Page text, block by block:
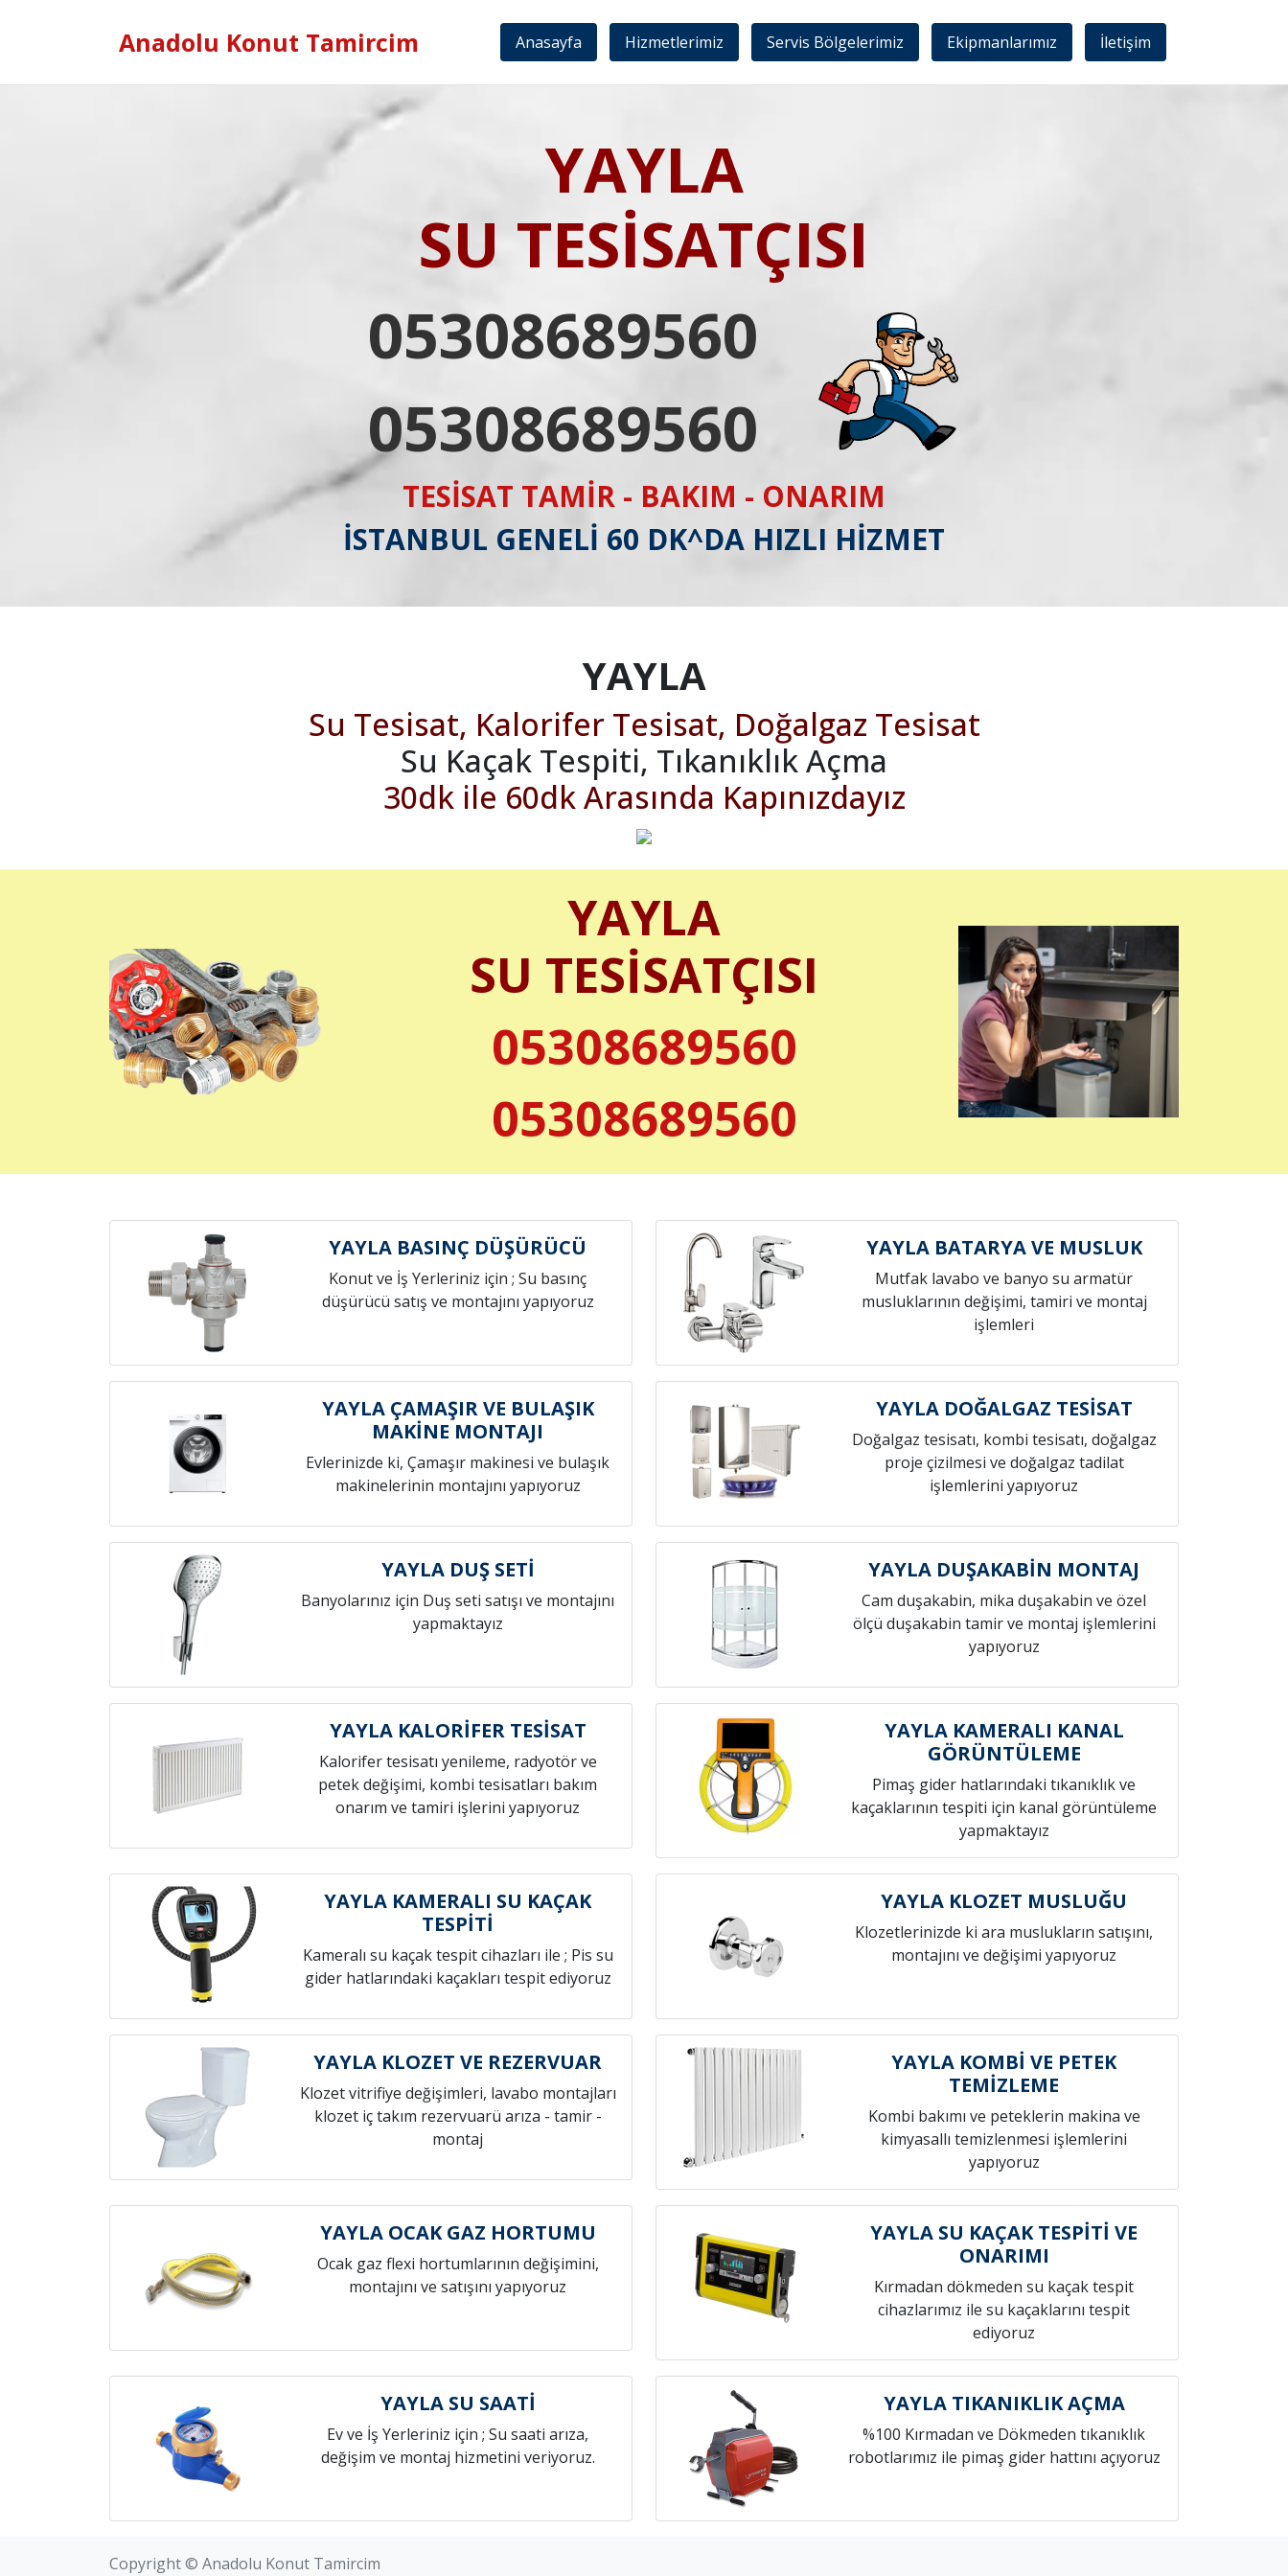
Anadolu Konut Tamircim Anasayfa Hizmetlerimiz Servis Bölgelerimiz Ekipmanlarımız İletişim
YAYLA
SU TESİSATÇISI
05308689560
05308689560
TESİSAT TAMİR - BAKIM - ONARIM
İSTANBUL GENELİ 60 DK^DA HIZLI HİZMET
YAYLA
Su Tesisat, Kalorifer Tesisat, Doğalgaz Tesisat
Su Kaçak Tespiti, Tıkanıklık Açma
30dk ile 60dk Arasında Kapınızdayız
YAYLA
SU TESİSATÇISI
05308689560
05308689560
YAYLA BASINÇ DÜŞÜRÜCÜ
Konut ve İş Yerleriniz için ; Su basınç
düşürücü satış ve montajını yapıyoruz
YAYLA BATARYA VE MUSLUK
Mutfak lavabo ve banyo su armatür
musluklarının değişimi, tamiri ve montaj
işlemleri
YAYLA ÇAMAŞIR VE BULAŞIK
MAKİNE MONTAJI
Evlerinizde ki, Çamaşır makinesi ve bulaşık
makinelerinin montajını yapıyoruz
YAYLA DOĞALGAZ TESİSAT
Doğalgaz tesisatı, kombi tesisatı, doğalgaz
proje çizilmesi ve doğalgaz tadilat
işlemlerini yapıyoruz
YAYLA DUŞ SETİ
Banyolarınız için Duş seti satışı ve montajını
yapmaktayız
YAYLA DUŞAKABİN MONTAJ
Cam duşakabin, mika duşakabin ve özel
ölçü duşakabin tamir ve montaj işlemlerini
yapıyoruz
YAYLA KALORİFER TESİSAT
Kalorifer tesisatı yenileme, radyotör ve
petek değişimi, kombi tesisatları bakım
onarım ve tamiri işlerini yapıyoruz
YAYLA KAMERALI KANAL
GÖRÜNTÜLEME
Pimaş gider hatlarındaki tıkanıklık ve
kaçaklarının tespiti için kanal görüntüleme
yapmaktayız
YAYLA KAMERALI SU KAÇAK
TESPİTİ
Kameralı su kaçak tespit cihazları ile ; Pis su
gider hatlarındaki kaçakları tespit ediyoruz
YAYLA KLOZET MUSLUĞU
Klozetlerinizde ki ara muslukların satışını,
montajını ve değişimi yapıyoruz
YAYLA KLOZET VE REZERVUAR
Klozet vitrifiye değişimleri, lavabo montajları
klozet iç takım rezervuarü arıza - tamir -
montaj
YAYLA KOMBİ VE PETEK
TEMİZLEME
Kombi bakımı ve peteklerin makina ve
kimyasallı temizlenmesi işlemlerini
yapıyoruz
YAYLA OCAK GAZ HORTUMU
Ocak gaz flexi hortumlarının değişimini,
montajını ve satışını yapıyoruz
YAYLA SU KAÇAK TESPİTİ VE
ONARIMI
Kırmadan dökmeden su kaçak tespit
cihazlarımız ile su kaçaklarını tespit
ediyoruz
YAYLA SU SAATİ
Ev ve İş Yerleriniz için ; Su saati arıza,
değişim ve montaj hizmetini veriyoruz.
YAYLA TIKANIKLIK AÇMA
%100 Kırmadan ve Dökmeden tıkanıklık
robotlarımız ile pimaş gider hattını açıyoruz
Copyright © Anadolu Konut Tamircim